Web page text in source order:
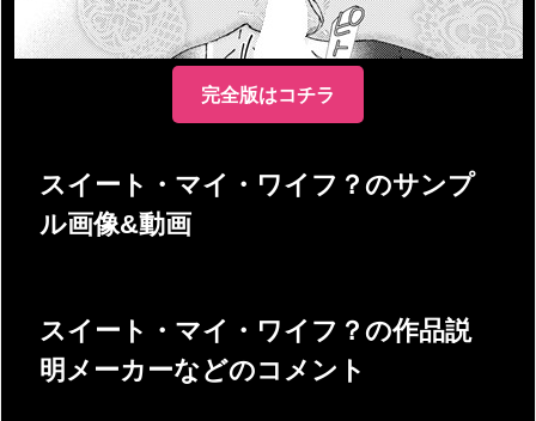
完全版はコチラ
スイート・マイ・ワイフ？のサンプ
ル画像&動画
スイート・マイ・ワイフ？の作品説
明メーカーなどのコメント